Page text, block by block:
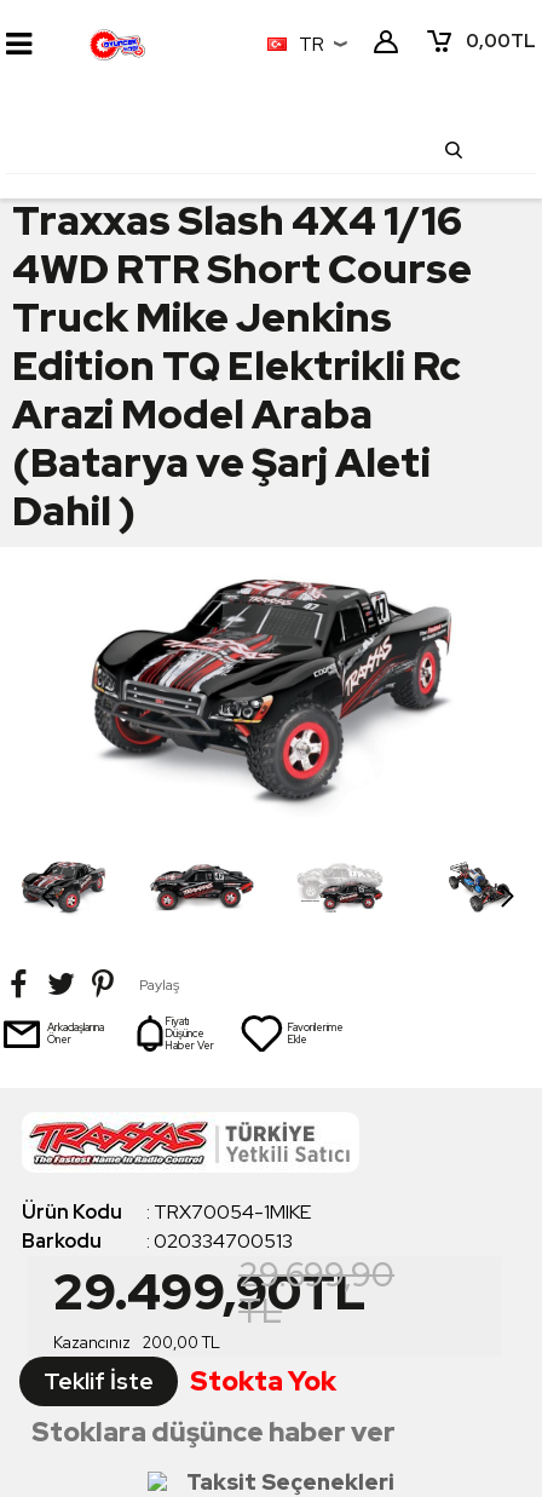
0,00TL
TR
Traxxas Slash 4X4 1/16
4WD RTR Short Course
Truck Mike Jenkins
Edition TQ Elektrikli Rc
Arazi Model Araba
(Batarya ve Şarj Aleti
Dahil )
Paylaş
Arkadaşlarına
Öner
Fiyatı
Düşünce
Haber Ver
Favorilerime
Ekle
Ürün Kodu : TRX70054-1MIKE
Barkodu
:020334700513
29.499,90TL
29.699,90
TL
Kazancınız 200,00TL
Teklif İste
Stokta Yok
Stoklara düşünce haber ver
Taksit Seçenekleri